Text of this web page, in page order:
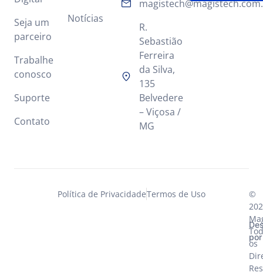
Seja um
parceiro
Trabalhe
conosco
Suporte
Contato
Notícias
R.
Sebastião
Ferreira
da Silva,
135
Belvedere
– Viçosa /
MG
Política de PrivacidadeTermos de Uso
©
os
por